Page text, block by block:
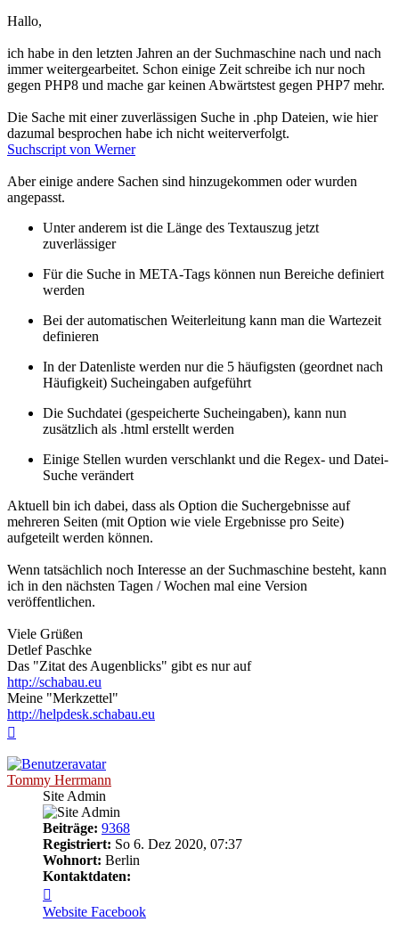
Hallo,
ich habe in den letzten Jahren an der Suchmaschine nach und nach
immer weitergearbeitet. Schon einige Zeit schreibe ich nur noch
gegen PHP8 und mache gar keinen Abwärtstest gegen PHP7 mehr.
Die Sache mit einer zuverlässigen Suche in .php Dateien, wie hier
dazumal besprochen habe ich nicht weiterverfolgt.
Suchscript von Werner
Aber einige andere Sachen sind hinzugekommen oder wurden
angepasst.
Unter anderem ist die Länge des Textauszug jetzt
zuverlässiger
Für die Suche in META-Tags können nun Bereiche definiert
werden
Bei der automatischen Weiterleitung kann man die Wartezeit
definieren
In der Datenliste werden nur die 5 häufigsten (geordnet nach
Häufigkeit) Sucheingaben aufgeführt
Die Suchdatei (gespeicherte Sucheingaben), kann nun
zusätzlich als .html erstellt werden
Einige Stellen wurden verschlankt und die Regex- und Datei-
Suche verändert
Aktuell bin ich dabei, dass als Option die Suchergebnisse auf
mehreren Seiten (mit Option wie viele Ergebnisse pro Seite)
aufgeteilt werden können.
Wenn tatsächlich noch Interesse an der Suchmaschine besteht, kann
ich in den nächsten Tagen / Wochen mal eine Version
veröffentlichen.
Viele Grüßen
Detlef Paschke
Das "Zitat des Augenblicks" gibt es nur auf
http://schabau.eu
Meine "Merkzettel"
http://helpdesk.schabau.eu
Tommy Herrmann
Site Admin
Beiträge: 9368
Registriert: So 6. Dez 2020, 07:37
Wohnort: Berlin
Kontaktdaten:
von
Tommy
Website Facebook